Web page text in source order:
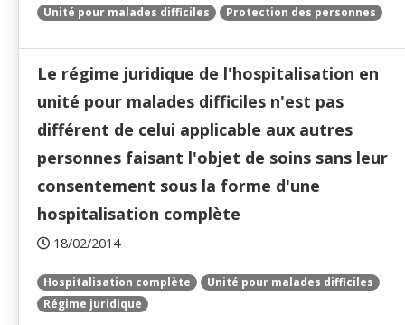
Unité pour malades difficiles
Protection des personnes
Le régime juridique de l'hospitalisation en
unité pour malades difficiles n'est pas
différent de celui applicable aux autres
personnes faisant l'objet de soins sans leur
consentement sous la forme d'une
hospitalisation complète
18/02/2014
Hospitalisation complète
Unité pour malades difficiles
Régime juridique